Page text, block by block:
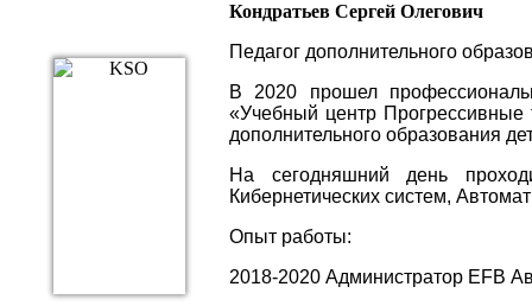
Кондратьев Сергей Олегович
Педагог дополнительного
В 2020 прошел
«Учебный центр Прогрессивные
дополнительного образования
На сегодняшний день
Кибернетических систем,
Опыт работы:
2018-2020 Администратор EFB